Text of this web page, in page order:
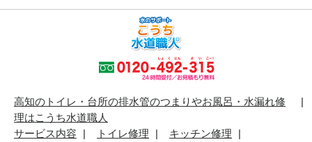
高知のトイレ・台所の排水管のつまりやお風呂・水漏れ修
理はこうち水道職人
サービス内容
トイレ修理
キッチン修理